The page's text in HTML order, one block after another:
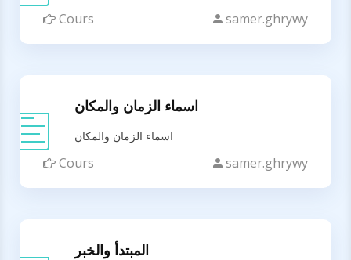
Cours samer.ghrywy
اسماء الزمان والمكان
اسماء الزمان والمكان
Cours samer.ghrywy
المبتدأ والخبر